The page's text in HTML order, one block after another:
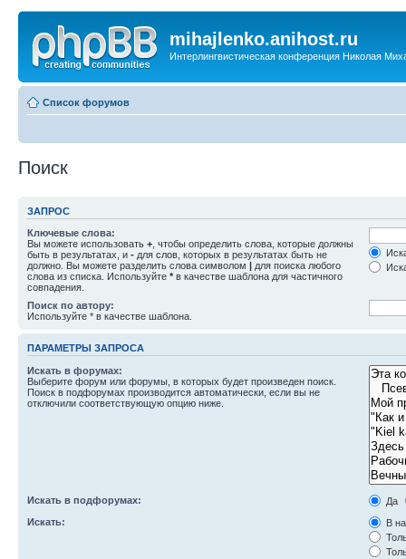
mihajlenko.anihost.ru
Интерлингвистическая конференция Николая
Список форумов
Поиск
ЗАПРОС
Ключевые слова:
Вы можете использовать + , чтобы определить слова, которые должны
быть в результатах, и - для слов, которых в результатах быть не
должно. Вы можете разделить слова символом | для поиска любого
слова из списка. Используйте * в качестве шаблона для частичного
совпадения.
Поиск по автору:
Используйте * в качестве шаблона.
ПАРАМЕТРЫ ЗАПРОСА
Искать в форумах:
Выберите форум или форумы, в которых будет произведен поиск.
Поиск в подфорумах производится автоматически, если вы не
отключили соответствующую опцию ниже.
Искать в подфорумах:
Да
Искать:
В